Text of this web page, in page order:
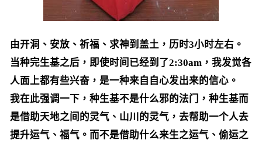
由开洞、安放、祈福、求神到盖土，历时3小时左右。
当种完生基之后，即使时间已经到了2:30am，我发觉各
人面上都有些兴奋，是一种来自自心发出来的信心。
我在此强调一下，种生基不是什么邪的法门，种生基而
是借助天地之间的灵气、山川的灵气，去帮助一个人去
提升运气、福气。而不是借助什么来生之运气、偷运之